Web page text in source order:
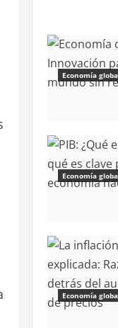
Economía
Economía
Economía